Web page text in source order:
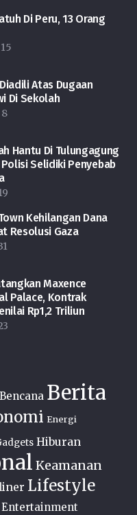
Di Peru, 13 Orang
15
Atas Dugaan
Di Sekolah
8
Hantu Di Tulungagung
Selidiki Penyebab
Kehilangan Dana
Resolusi Gaza
Maxence
Palace, Kontrak
Rp1,2 Triliun
Bencana Berita
Energi
Hiburan
Keamanan
Lifestyle